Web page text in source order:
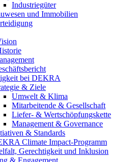
Industriegüter
und Immobilien
bei DEKRA
& Ziele
Umwelt & Klima
Mitarbeitende & Gesellschaft
Liefer- & Wertschöpfungskette
Management & Governance
& Standards
Climate Impact-Programm
Gerechtigkeit und Inklusion​
& Engagement